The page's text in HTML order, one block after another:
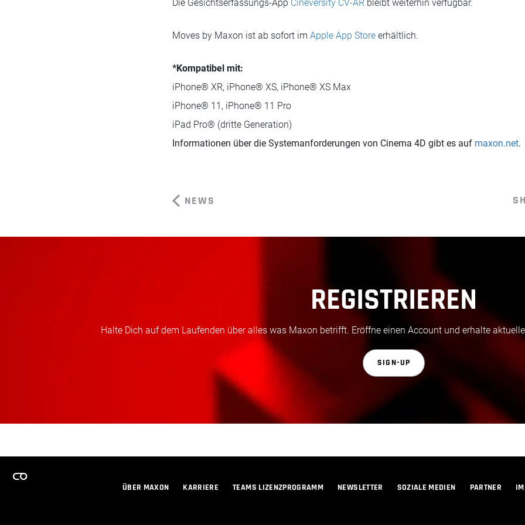
Die Gesichtserfassungs-App Cineversity CV-AR bleibt weiterhin verfügbar.
Moves by Maxon ist ab sofort im Apple App Store erhältlich.
*Kompatibel mit:
iPhone® XR, iPhone® XS, iPhone® XS Max
iPhone® 11, iPhone® 11 Pro
iPad Pro® (dritte Generation)
Informationen über die Systemanforderungen von Cinema 4D gibt es auf maxon.net.
NEWS
REGISTRIEREN
Halte Dich auf dem Laufenden über alles was Maxon betrifft. Eröffne einen Account und erhalte
SIGN-UP
ÜBER MAXON KARRIERE TEAMS LIZENZPROGRAMM NEWSLETTER SOZIALE MEDIEN PARTNER